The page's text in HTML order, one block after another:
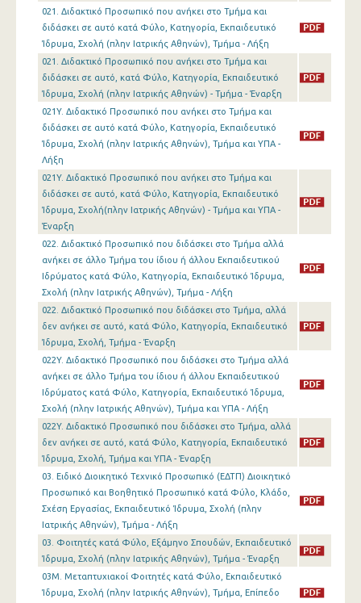
021. Διδακτικό Προσωπικό που ανήκει στο Τμήμα και
διδάσκει σε αυτό κατά Φύλο, Κατηγορία, Εκπαιδευτικό
Ίδρυμα, Σχολή (πλην Ιατρικής Αθηνών), Τμήμα - Λήξη
021. Διδακτικό Προσωπικό που ανήκει στο Τμήμα και
διδάσκει σε αυτό, κατά Φύλο, Κατηγορία, Εκπαιδευτικό
Ίδρυμα, Σχολή (πλην Ιατρικής Αθηνών) - Τμήμα - Έναρξη
021Y. Διδακτικό Προσωπικό που ανήκει στο Τμήμα και
διδάσκει σε αυτό κατά Φύλο, Κατηγορία, Εκπαιδευτικό
Ίδρυμα, Σχολή (πλην Ιατρικής Αθηνών), Τμήμα και ΥΠΑ -
Λήξη
021Y. Διδακτικό Προσωπικό που ανήκει στο Τμήμα και
διδάσκει σε αυτό, κατά Φύλο, Κατηγορία, Εκπαιδευτικό
Ίδρυμα, Σχολή(πλην Ιατρικής Αθηνών) - Τμήμα και ΥΠΑ -
Έναρξη
022. Διδακτικό Προσωπικό που διδάσκει στο Τμήμα αλλά
ανήκει σε άλλο Τμήμα του ίδιου ή άλλου Εκπαιδευτικού
Ιδρύματος κατά Φύλο, Κατηγορία, Εκπαιδευτικό Ίδρυμα,
Σχολή (πλην Ιατρικής Αθηνών), Τμήμα - Λήξη
022. Διδακτικό Προσωπικό που διδάσκει στο Τμήμα, αλλά
δεν ανήκει σε αυτό, κατά Φύλο, Κατηγορία, Εκπαιδευτικό
Ίδρυμα, Σχολή, Τμήμα - Έναρξη
022Y. Διδακτικό Προσωπικό που διδάσκει στο Τμήμα αλλά
ανήκει σε άλλο Τμήμα του ίδιου ή άλλου Εκπαιδευτικού
Ιδρύματος κατά Φύλο, Κατηγορία, Εκπαιδευτικό Ίδρυμα,
Σχολή (πλην Ιατρικής Αθηνών), Τμήμα και ΥΠΑ - Λήξη
022Y. Διδακτικό Προσωπικό που διδάσκει στο Τμήμα, αλλά
δεν ανήκει σε αυτό, κατά Φύλο, Κατηγορία, Εκπαιδευτικό
Ίδρυμα, Σχολή, Τμήμα και ΥΠΑ - Έναρξη
03. Ειδικό Διοικητικό Τεχνικό Προσωπικό (ΕΔΤΠ) Διοικητικό
Προσωπικό και Βοηθητικό Προσωπικό κατά Φύλο, Κλάδο,
Σχέση Εργασίας, Εκπαιδευτικό Ίδρυμα, Σχολή (πλην
Ιατρικής Αθηνών), Τμήμα - Λήξη
03. Φοιτητές κατά Φύλο, Εξάμηνο Σπουδών, Εκπαιδευτικό
Ίδρυμα, Σχολή (πλην Ιατρικής Αθηνών), Τμήμα - Έναρξη
03M. Μεταπτυχιακοί Φοιτητές κατά Φύλο, Εκπαιδευτικό
Ίδρυμα, Σχολή (πλην Ιατρικής Αθηνών), Τμήμα, Επίπεδο